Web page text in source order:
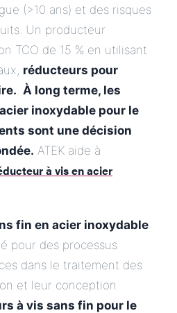
(>10 ans) et des risques
Un producteur
TCO de 15 % en utilisant
réducteurs pour
. À long terme, les
inoxydable pour le
sont une décision
ATEK aide à
à vis en acier
fin en acier inoxydable
pour des processus
dans le traitement des
et leur conception
à vis sans fin pour le